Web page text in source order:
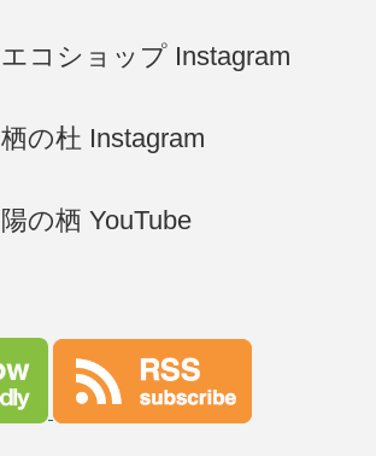
エコショップ Instagram
栖の杜 Instagram
陽の栖 YouTube